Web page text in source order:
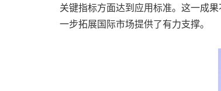
关键指标方面达到应用标准。这一成
一步拓展国际市场提供了有力支撑。